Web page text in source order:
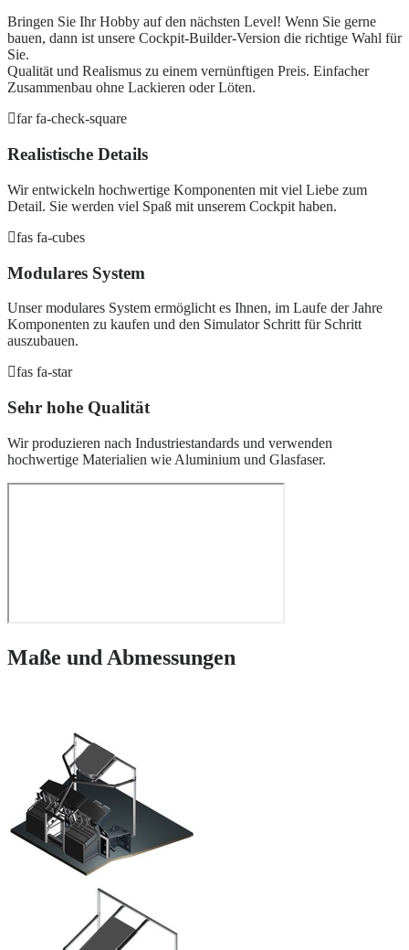
Bringen Sie Ihr Hobby auf den nächsten Level! Wenn Sie gerne
bauen, dann ist unsere Cockpit-Builder-Version die richtige Wahl für
Sie.
Qualität und Realismus zu einem vernünftigen Preis. Einfacher
Zusammenbau ohne Lackieren oder Löten.
far fa-check-square
Realistische Details
Wir entwickeln hochwertige Komponenten mit viel Liebe zum
Detail. Sie werden viel Spaß mit unserem Cockpit haben.
fas fa-cubes
Modulares System
Unser modulares System ermöglicht es Ihnen, im Laufe der Jahre
Komponenten zu kaufen und den Simulator Schritt für Schritt
auszubauen.
fas fa-star
Sehr hohe Qualität
Wir produzieren nach Industriestandards und verwenden
hochwertige Materialien wie Aluminium und Glasfaser.
Maße und Abmessungen